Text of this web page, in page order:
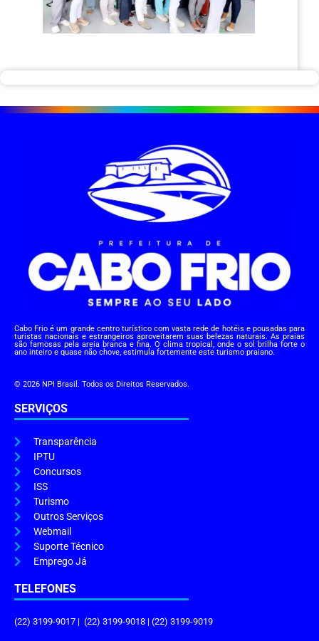
Cabo Frio é um grande centro turístico com vasta rede de hotéis e pousadas para
turistas nacionais e estrangeiros aproveitarem suas belezas naturais. As praias
são famosas pela areia branca e fina. O clima tropical, onde o sol brilha forte o
ano inteiro e quase não chove, estimula fortemente este turismo praiano.
© 2026 NPI Brasil. Todos os Direitos Reservados.
SERVIÇOS
Transparência
IPTU
Concursos
ISS
Turismo
Outros Serviços
Webmail
Suporte Técnico
Emprego Já
TELEFONES
(22) 3199-9017 | (22) 3199-9018 | (22) 3199-9019